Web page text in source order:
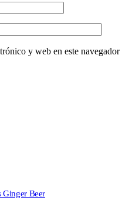
y web en este navegador
Ginger Beer